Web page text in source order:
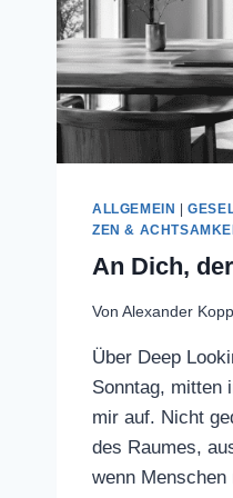
ALLGEMEIN |
ZEN &
An Dich,
Von Alexander Kopp
Über Deep
Sonntag, mitten
mir auf. Nicht
des Raumes,
wenn